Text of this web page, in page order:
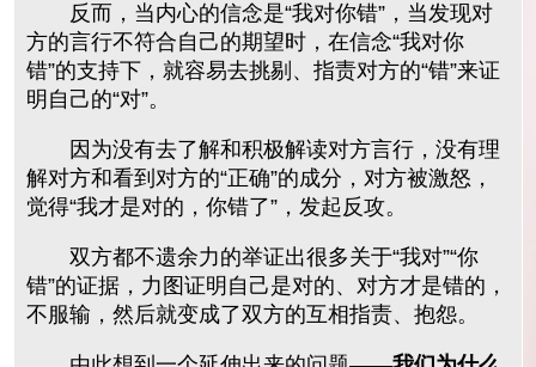
反而，当内心的信念是“我对你错”，当发现对
方的言行不符合自己的期望时，在信念“我对你
错”的支持下，就容易去挑剔、指责对方的“错”来证
明自己的“对”。
因为没有去了解和积极解读对方言行，没有理
解对方和看到对方的“正确”的成分，对方被激怒，
觉得“我才是对的，你错了”，发起反攻。
双方都不遗余力的举证出很多关于“我对”“你
错”的证据，力图证明自己是对的、对方才是错的，
不服输，然后就变成了双方的互相指责、抱怨。